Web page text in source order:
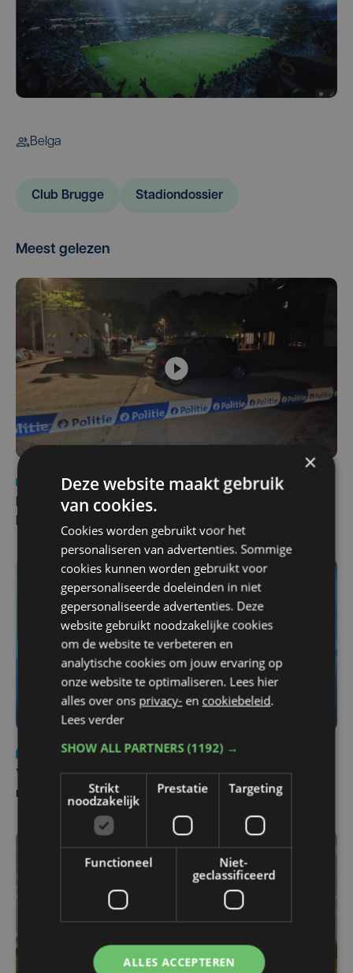
Belga
Club Brugge Stadiondossier
Meest gelezen
Nieuws
di 4 augustus | 09:32
Man en vrouw dood aangetroffen in woning in Sint-
Pieters Brugge
Nieuws
do 6 augustus | 21:30
Yaro (19), slachtoffer van vechtpartij, is na
maandenlange coma overleden
×
Deze website maakt gebruik
van cookies.
Cookies worden gebruikt voor het
personaliseren van advertenties. Sommige
cookies kunnen worden gebruikt voor
gepersonaliseerde doeleinden in niet
gepersonaliseerde advertenties. Deze
website gebruikt noodzakelijke cookies
om de website te verbeteren en
analytische cookies om jouw ervaring op
onze website te optimaliseren. Lees hier
alles over ons privacy- en cookiebeleid.
Lees verder
SHOW ALL PARTNERS(1192) →
Strikt
noodzakelijk
Prestatie Targeting
Functioneel
Niet-
geclassificeerd
ALLES ACCEPTEREN